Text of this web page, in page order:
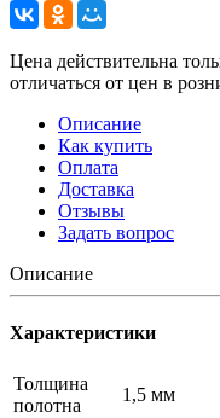
Цена действительна
отличаться от цен в
Описание
Как купить
Оплата
Доставка
Отзывы
Задать вопрос
Описание
Характеристики
Толщина
полотна
1,5 мм